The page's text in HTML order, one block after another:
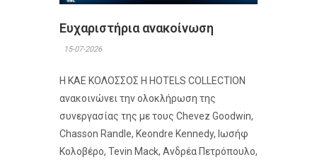
Ευχαριστήρια ανακοίνωση
15-07-2026
Η ΚΑΕ ΚΟΛΟΣΣΟΣ H HOTELS COLLECTION
ανακοινώνει την ολοκλήρωση της
συνεργασίας της με τους Chevez Goodwin,
Chasson Randle, Keondre Kennedy, Ιωσήφ
Κολοβέρο, Tevin Mack, Ανδρέα Πετρόπουλο,